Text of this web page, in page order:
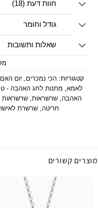
חוות דעת (18)
גודל וחומר
שאלות ותשובות
קטגוריות: הכי נמכרים, יום האם
לאמא, מתנות לחג האהבה -
האהבה, שרשראות,
חריטה, שרשרת
מוצרים קשורים